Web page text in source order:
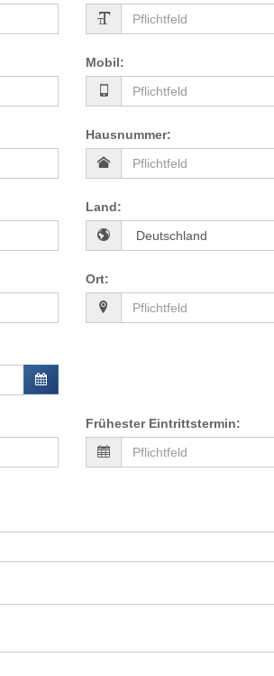
Mobil:
Hausnummer:
Land:
Ort:
Frühester Eintrittstermin: